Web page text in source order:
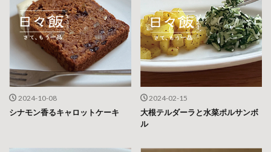
2024-10-08
シナモン香るキャロットケーキ
2024-02-15
大根テルダーラと水菜ポルサンボ
ル